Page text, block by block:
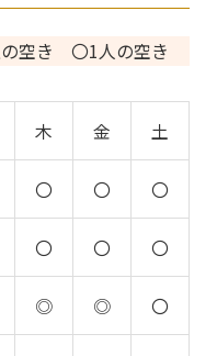
き 〇1人の空き
木 金 土
〇 〇 〇
〇 〇 〇
◎ ◎ 〇